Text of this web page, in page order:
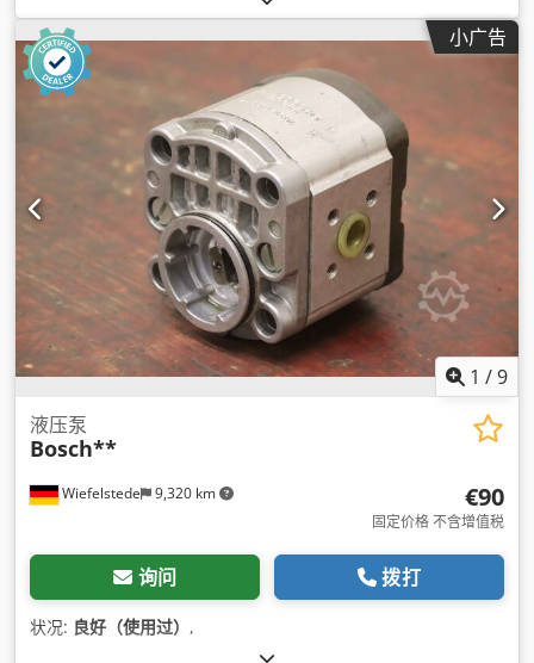
小广告
1 /9
Wiefelstede 9,320 km
液压泵
Bosch**
€90
固定价格 不含增值税
询问 拨打
状况: 良好（使用过） ,